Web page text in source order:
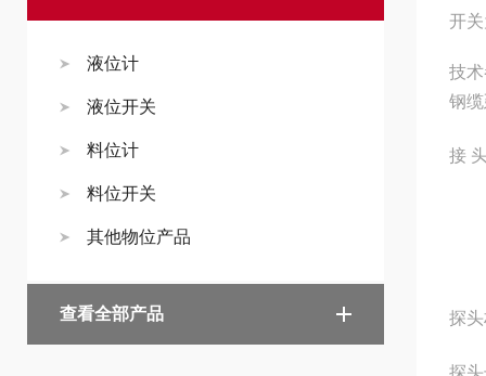
液位计
液位开关
料位计
料位开关
其他物位产品
查看全部产品
开
技
钢
接
探
探